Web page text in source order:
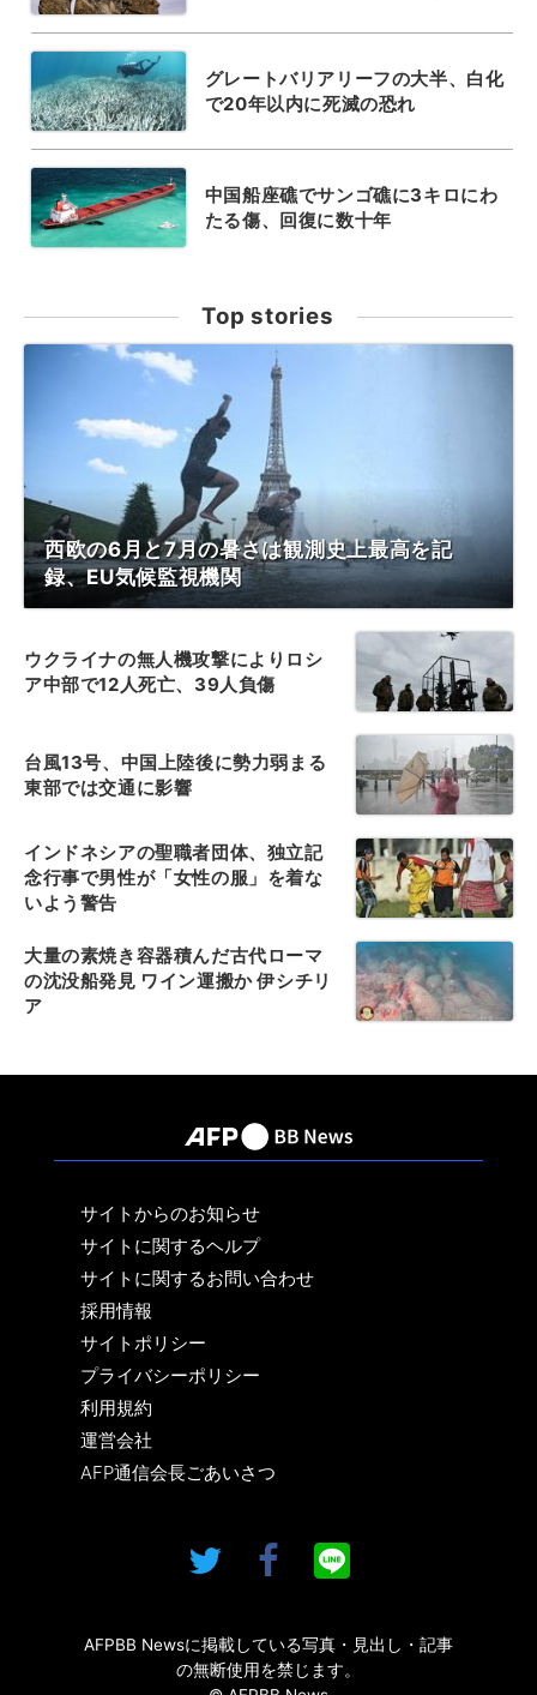
グレートバリアリーフの大半、白化
で20年以内に死滅の恐れ
中国船座礁でサンゴ礁に3キロにわ
たる傷、回復に数十年
Top stories
西欧の6月と7月の暑さは観測史上最高を記
録、EU気候監視機関
ウクライナの無人機攻撃によりロシ
ア中部で12人死亡、39人負傷
台風13号、中国上陸後に勢力弱まる
東部では交通に影響
インドネシアの聖職者団体、独立記
念行事で男性が「女性の服」を着な
いよう警告
大量の素焼き容器積んだ古代ローマ
の沈没船発見 ワイン運搬か 伊シチリ
ア
サイトからのお知らせ
サイトに関するヘルプ
サイトに関するお問い合わせ
採用情報
サイトポリシー
プライバシーポリシー
利用規約
運営会社
AFP通信会長ごあいさつ
AFPBB Newsに掲載している写真・見出し・記事
の無断使用を禁じます。